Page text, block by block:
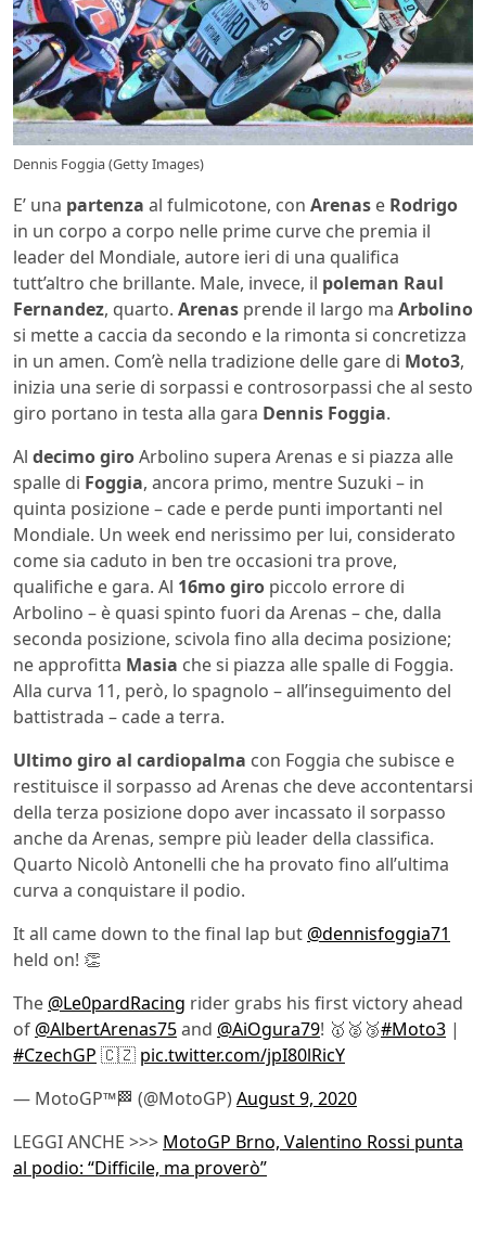
Dennis Foggia (Getty Images)
E’ una partenza al fulmicotone, con Arenas e Rodrigo
in un corpo a corpo nelle prime curve che premia il
leader del Mondiale, autore ieri di una qualifica
tutt’altro che brillante. Male, invece, il poleman Raul
Fernandez, quarto. Arenas prende il largo ma Arbolino
si mette a caccia da secondo e la rimonta si concretizza
in un amen. Com’è nella tradizione delle gare di Moto3,
inizia una serie di sorpassi e controsorpassi che al sesto
giro portano in testa alla gara Dennis Foggia.
Al decimo giroArbolino supera Arenas e si piazza alle
spalle di Foggia, ancora primo, mentre Suzuki – in
quinta posizione – cade e perde punti importanti nel
Mondiale. Un week end nerissimo per lui, considerato
come sia caduto in ben tre occasioni tra prove,
qualifiche e gara. Al 16mo giro piccolo errore di
Arbolino – è quasi spinto fuori da Arenas – che, dalla
seconda posizione, scivola fino alla decima posizione;
ne approfitta Masia che si piazza alle spalle di Foggia.
Alla curva 11, però, lo spagnolo – all’inseguimento del
battistrada – cade a terra.
Ultimo giro al cardiopalma con Foggia che subisce e
restituisce il sorpasso ad Arenas che deve accontentarsi
della terza posizione dopo aver incassato il sorpasso
anche da Arenas, sempre più leader della classifica.
Quarto Nicolò Antonelli che ha provato fino all’ultima
curva a conquistare il podio.
It all came down to the final lap but @dennisfoggia71
held on! 👏
The @Le0pardRacing rider grabs his first victory ahead
of @AlbertArenas75and @AiOgura79! 🥇🥈🥉#Moto3 |
#CzechGP 🇨🇿 pic.twitter.com/jpI80lRicY
— MotoGP™🏁 (@MotoGP)August 9, 2020
LEGGI ANCHE >>> MotoGP Brno, Valentino Rossi punta
al podio: “Difficile, ma proverò”